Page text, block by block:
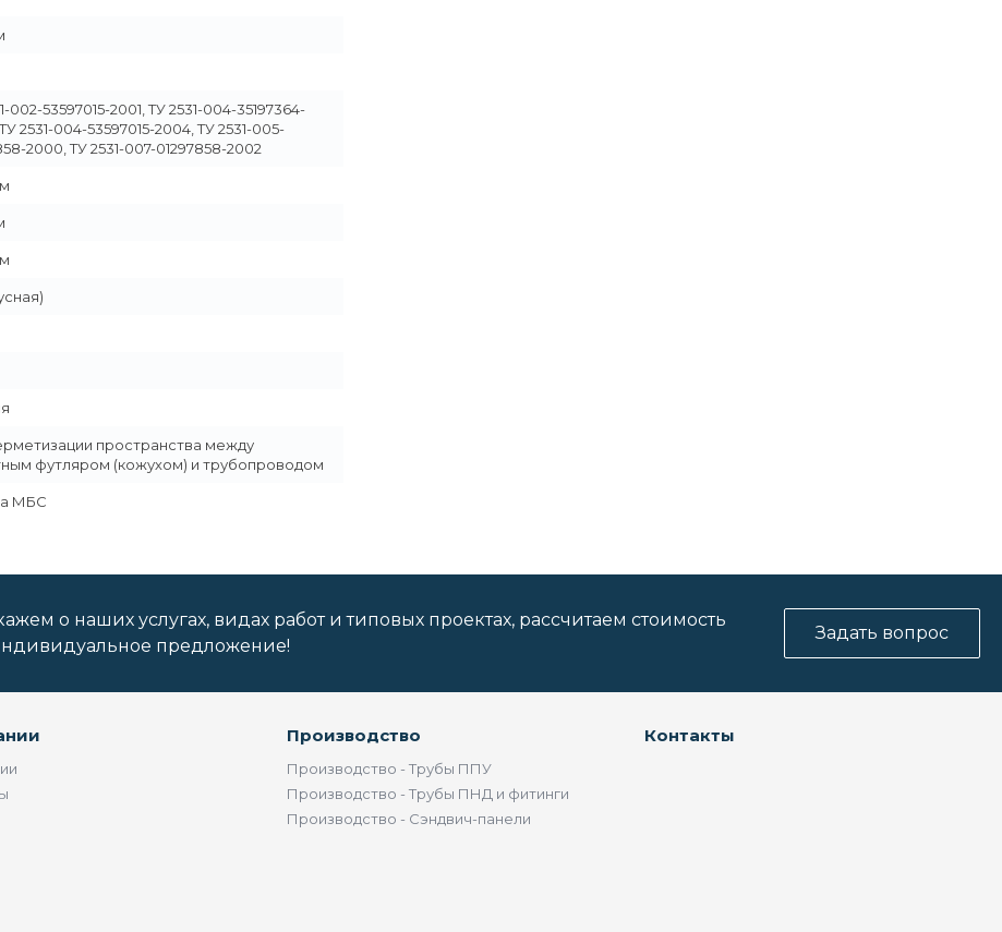
002-53597015-2001, ТУ 2531-004-35197364-
2531-004-53597015-2004, ТУ 2531-005-
2000, ТУ 2531-007-01297858-2002
пространства между
футляром (кожухом) и трубопроводом
МБС
о наших услугах, видах работ и типовых проектах, рассчитаем стоимость
предложение!
Задать вопрос
Производство
Производство - Трубы ППУ
Производство - Трубы ПНД и фитинги
Производство - Сэндвич-панели
Контакты